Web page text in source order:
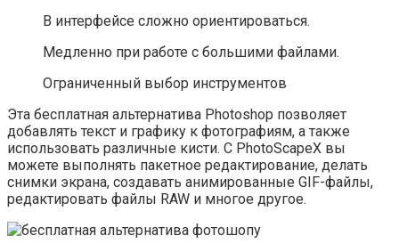
В интерфейсе сложно ориентироваться.
Медленно при работе с большими файлами.
Ограниченный выбор инструментов
Эта бесплатная альтернатива Photoshop позволяет
добавлять текст и графику к фотографиям, а также
использовать различные кисти. С PhotoScapeX вы
можете выполнять пакетное редактирование, делать
снимки экрана, создавать анимированные GIF-файлы,
редактировать файлы RAW и многое другое.